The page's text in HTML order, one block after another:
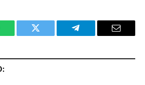
Twitter Telegram Email